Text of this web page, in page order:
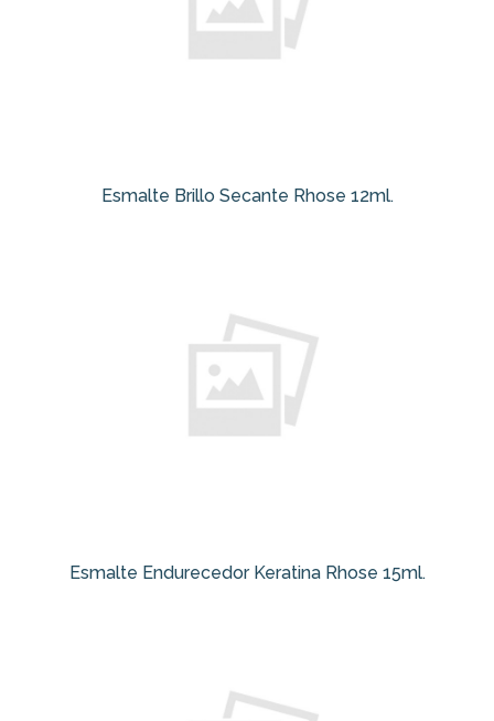
Esmalte Brillo Secante Rhose 12ml.
Esmalte Endurecedor Keratina Rhose 15ml.